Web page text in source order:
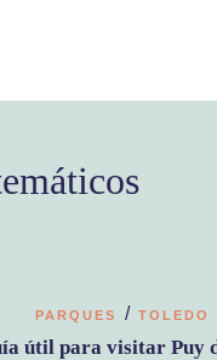
PARQUES / TOLEDO
útil para visitar Puy